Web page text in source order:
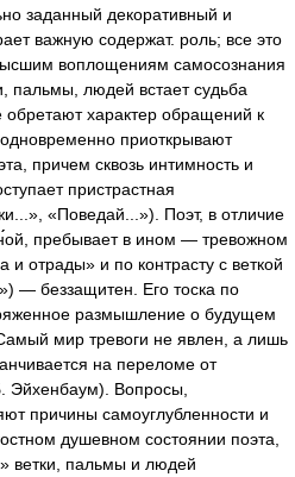
заданный декоративный и
важную содержат. роль; все это
воплощениям самосознания
пальмы, людей встает судьба
обретают характер обращений к
приоткрывают
причем сквозь интимность и
пристрастная
«Поведай...»). Поэт, в отличие
пребывает в ином — тревожном
отрады» и по контрасту с веткой
— беззащитен. Его тоска по
размышление о будущем
мир тревоги не явлен, а лишь
на переломе от
Эйхенбаум). Вопросы,
причины самоуглубленности и
душевном состоянии поэта,
ветки, пальмы и людей